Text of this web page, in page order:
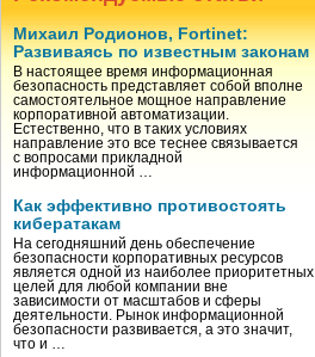
Михаил Родионов, Fortinet:
Развиваясь по известным законам
В настоящее время информационная
безопасность представляет собой вполне
самостоятельное мощное направление
корпоративной автоматизации.
Естественно, что в таких условиях
направление это все теснее связывается
с вопросами прикладной
информационной …
Как эффективно противостоять
кибератакам
На сегодняшний день обеспечение
безопасности корпоративных ресурсов
является одной из наиболее приоритетных
целей для любой компании вне
зависимости от масштабов и сферы
деятельности. Рынок информационной
безопасности развивается, а это значит,
что и …